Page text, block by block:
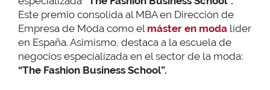
Este premio consolida al MBA en Dirección de
Empresa de Moda como el máster en moda líder
en España. Asimismo, destaca a la escuela de
negocios especializada en el sector de la moda:
“The Fashion Business School”.